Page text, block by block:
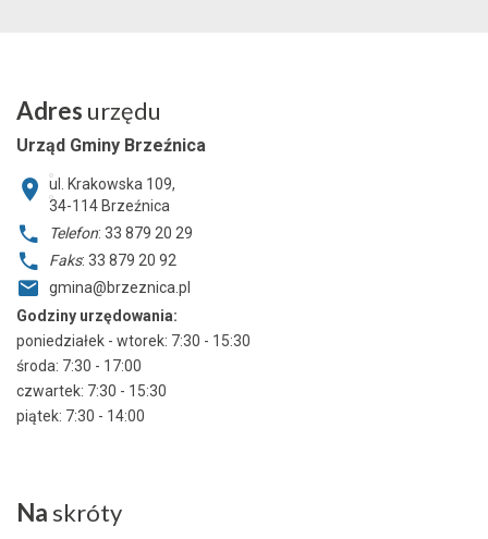
Adres urzędu
Urząd Gminy Brzeźnica
ul. Krakowska 109,
34-114 Brzeźnica
Telefon: 33 879 20 29
Faks: 33 879 20 92
gmina@brzeznica.pl
Godziny urzędowania:
poniedziałek - wtorek: 7:30 - 15:30
środa: 7:30 - 17:00
czwartek: 7:30 - 15:30
piątek: 7:30 - 14:00
Na skróty